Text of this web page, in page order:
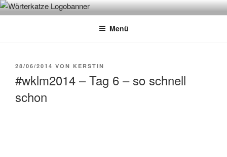
Zum
InhaltWÖRTERKATZE
Von Büchern erzählen
Menü
VERÖFFENTLICHT
28/06/2014 VON KERSTIN
#wklm2014 – Tag 6 – so schnell
schon